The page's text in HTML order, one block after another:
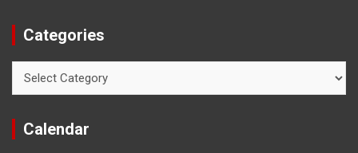
Categories
Calendar